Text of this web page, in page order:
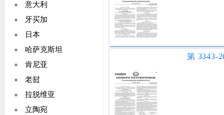
意大利
牙买加
日本
哈萨克斯坦
肯尼亚
老挝
拉脱维亚
立陶宛